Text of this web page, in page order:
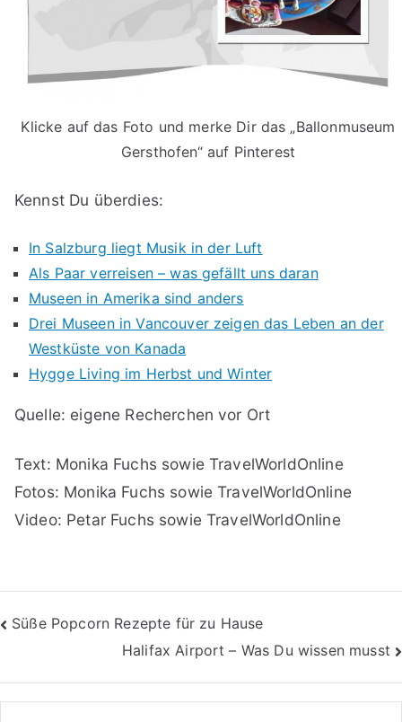
Klicke auf das Foto und merke Dir das „Ballonmuseum
Gersthofen“ auf Pinterest
Kennst Du überdies:
In Salzburg liegt Musik in der Luft
Als Paar verreisen – was gefällt uns daran
Museen in Amerika sind anders
Drei Museen in Vancouver zeigen das Leben an der
Westküste von Kanada
Hygge Living im Herbst und Winter
Quelle: eigene Recherchen vor Ort
Text: Monika Fuchs sowie TravelWorldOnline
Fotos: Monika Fuchs sowie TravelWorldOnline
Video: Petar Fuchs sowie TravelWorldOnline
Beitragsnavigation
Süße Popcorn Rezepte für zu Hause
Halifax Airport – Was Du wissen musst